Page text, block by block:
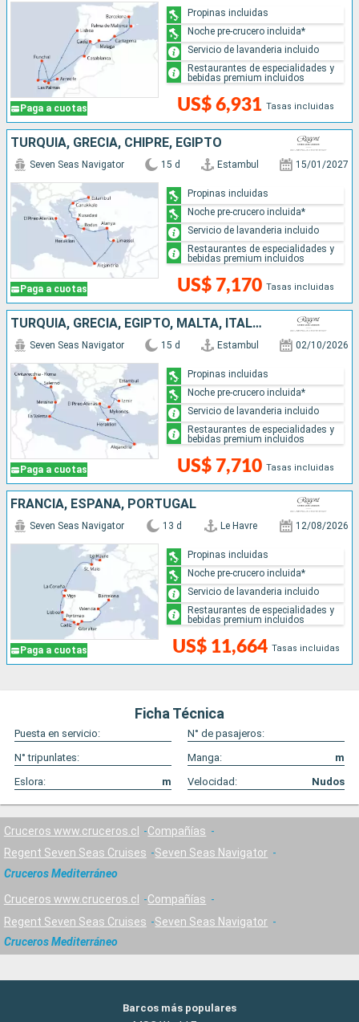
Paga a cuotas US$ 6,931 Tasas incluidas
Propinas incluidas
Noche pre-crucero incluida*
Servicio de lavanderia incluido
Restaurantes de especialidades y
bebidas premium incluidos
TURQUÍA, GRECIA, CHIPRE, EGIPTO
Paga a cuotas
Seven Seas Navigator 15 d Estambul 15/01/2027
US$ 7,170 Tasas incluidas
Propinas incluidas
Noche pre-crucero incluida*
Servicio de lavanderia incluido
Restaurantes de especialidades y
bebidas premium incluidos
TURQUÍA, GRECIA, EGIPTO, MALTA, ITALIA
Paga a cuotas
Seven Seas Navigator 15 d Estambul 02/10/2026
US$ 7,710 Tasas incluidas
Propinas incluidas
Noche pre-crucero incluida*
Servicio de lavanderia incluido
Restaurantes de especialidades y
bebidas premium incluidos
FRANCIA, ESPAÑA, PORTUGAL
Paga a cuotas
Seven Seas Navigator 13 d Le Havre 12/08/2026
US$ 11,664 Tasas incluidas
Propinas incluidas
Noche pre-crucero incluida*
Servicio de lavanderia incluido
Restaurantes de especialidades y
bebidas premium incluidos
Ficha Técnica
Puesta en servicio:
N° de pasajeros:
N° tripunlates:
Manga:
m
Eslora:
m Velocidad: Nudos
Cruceros www.cruceros.cl
Compañías
Regent Seven Seas Cruises
Seven Seas Navigator
Cruceros Mediterráneo
Cruceros www.cruceros.cl
Compañías
Regent Seven Seas Cruises
Seven Seas Navigator
Cruceros Mediterráneo
Barcos más populares